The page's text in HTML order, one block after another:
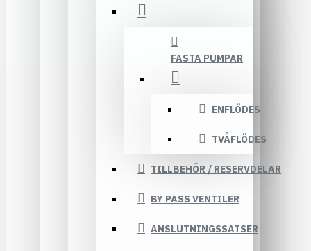
FASTA PUMPAR
ENFLÖDES
TVÅFLÖDES
TILLBEHÖR / RESERVDELAR
BY PASS VENTILER
ANSLUTNINGSSATSER